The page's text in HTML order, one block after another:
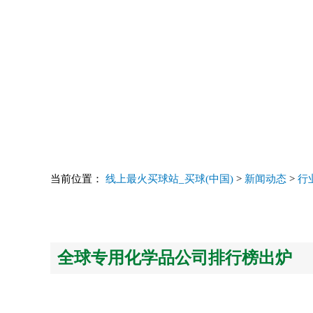
当前位置： 线上最火买球站_买球(中国) > 新闻动态 > 行
全球专用化学品公司排行榜出炉